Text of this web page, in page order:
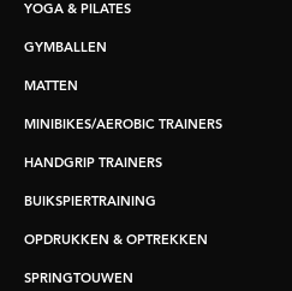
YOGA & PILATES
GYMBALLEN
MATTEN
MINIBIKES/AEROBIC TRAINERS
HANDGRIP TRAINERS
BUIKSPIERTRAINING
OPDRUKKEN & OPTREKKEN
SPRINGTOUWEN